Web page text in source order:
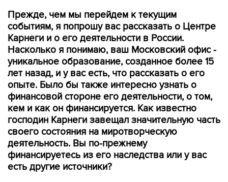
Прежде, чем мы перейдем к текущим
событиям, я попрошу вас рассказать о Центре
Карнеги и о его деятельности в России.
Насколько я понимаю, ваш Московский офис -
уникальное образование, созданное более 15
лет назад, и у вас есть, что рассказать о его
опыте. Было бы также интересно узнать о
финансовой стороне его деятельности, о том,
кем и как он финансируется. Как известно
господин Карнеги завещал значительную часть
своего состояния на миротворческую
деятельность. Вы по-прежнему
финансируетесь из его наследства или у вас
есть другие источники?